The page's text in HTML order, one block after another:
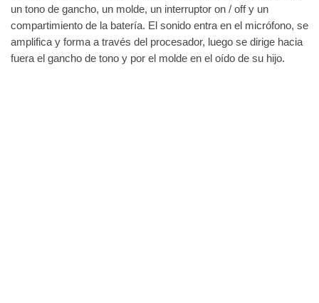
un tono de gancho, un molde, un interruptor on / off y un
compartimiento de la batería. El sonido entra en el micrófono, se
amplifica y forma a través del procesador, luego se dirige hacia
fuera el gancho de tono y por el molde en el oído de su hijo.